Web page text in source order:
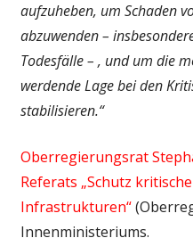
aufzuheben, um Schaden
abzuwenden –
Todesfälle – , und um die
werdende Lage bei den
stabilisieren.“
Oberregierungsrat
Referats „Schutz
Infrastrukturen“
Innenministeriums.